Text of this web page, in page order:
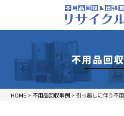
不用品回
HOME > 不用品回収事例 > 引っ越しに伴う不